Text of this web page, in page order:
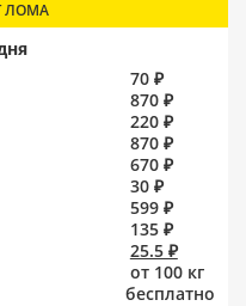
ЛОМА
70 ₽
870 ₽
220 ₽
870 ₽
670 ₽
30 ₽
599 ₽
135 ₽
25.5 ₽
от 100 кг
бесплатно